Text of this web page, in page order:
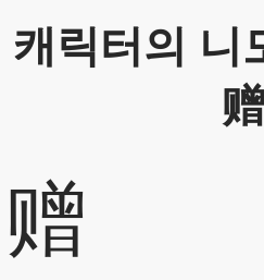
캐릭터의 니
赠
赠